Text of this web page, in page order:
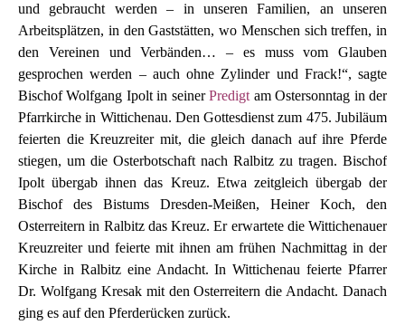
und gebraucht werden – in unseren Familien, an unseren
Arbeitsplätzen, in den Gaststätten, wo Menschen sich treffen, in
den Vereinen und Verbänden… – es muss vom Glauben
gesprochen werden – auch ohne Zylinder und Frack!“, sagte
Bischof Wolfgang Ipolt in seinerPredigt am Ostersonntag in der
Pfarrkirche in Wittichenau. Den Gottesdienst zum 475. Jubiläum
feierten die Kreuzreiter mit, die gleich danach auf ihre Pferde
stiegen, um die Osterbotschaft nach Ralbitz zu tragen. Bischof
Ipolt übergab ihnen das Kreuz. Etwa zeitgleich übergab der
Bischof des Bistums Dresden-Meißen, Heiner Koch, den
Osterreitern in Ralbitz das Kreuz. Er erwartete die Wittichenauer
Kreuzreiter und feierte mit ihnen am frühen Nachmittag in der
Kirche in Ralbitz eine Andacht. In Wittichenau feierte Pfarrer
Dr. Wolfgang Kresak mit den Osterreitern die Andacht. Danach
ging es auf den Pferderücken zurück.